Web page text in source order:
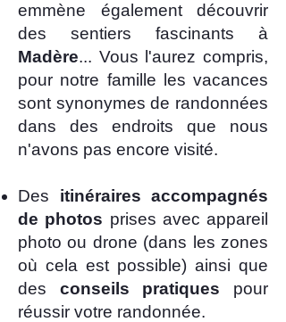
emmène également découvrir
des sentiers fascinants à
Madère... Vous l'aurez compris,
pour notre famille les vacances
sont synonymes de randonnées
dans des endroits que nous
n'avons pas encore visité.
Des itinéraires accompagnés
de photos prises avec appareil
photo ou drone (dans les zones
où cela est possible) ainsi que
des conseils pratiques pour
réussir votre randonnée.